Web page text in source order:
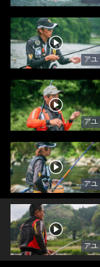
アユ
アユ
アユ
アユ